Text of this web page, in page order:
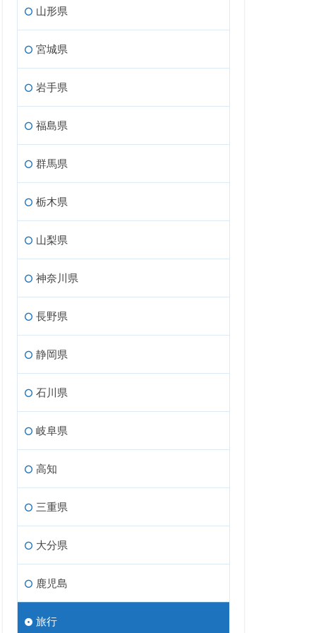
山形県
宮城県
岩手県
福島県
群馬県
栃木県
山梨県
神奈川県
長野県
静岡県
石川県
岐阜県
高知
三重県
大分県
鹿児島
旅行